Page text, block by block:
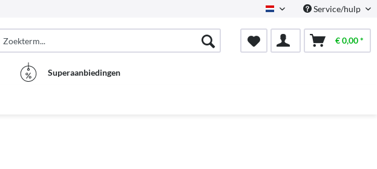
Dutch Service/hulp
€ 0,00 *
Superaanbiedingen